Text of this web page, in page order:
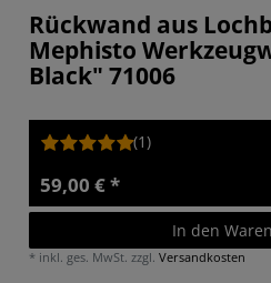
Rückwand aus
Mephisto
Black" 71006
(1)
59,00 € *
In den
* inkl. ges. MwSt. zzgl.Versandkosten